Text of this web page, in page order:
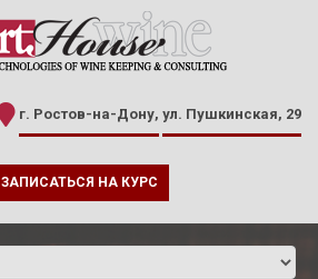
г. Ростов-на-Дону, ул. Пушкинская, 29
ЗАПИСАТЬСЯ НА КУРС